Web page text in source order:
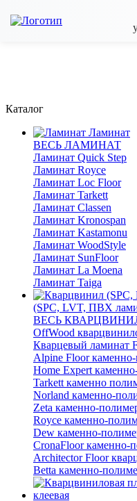
Каталог
Ламинат
ВЕСЬ ЛАМИНАТ
Ламинат Quick Step
Ламинат Royce
Ламинат Loc Floor
Ламинат Tarkett
Ламинат Classen
Ламинат Kronospan
Ламинат Kastamonu
Ламинат WoodStyle
Ламинат SunFloor
Ламинат La Moena
Ламинат Taiga
(SPC, LVT, ПВХ
ВЕСЬ
OffWood
Кварцевый ламинат
Alpine Floor
Home Expert
Tarkett каменно
Norland каменно-
Zeta каменно-
Royce каменно-
Dew каменно-
CronaFloor каменно-
Architector Floor
Betta каменно-